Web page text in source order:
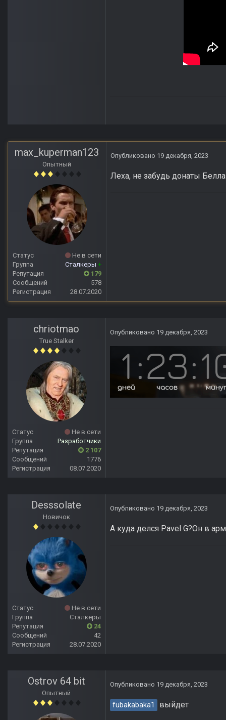
max_kuperman123
Опытный
Статус
Не в сети
Группа
Сталкеры +
Репутация
179
Сообщений
578
Регистрация
28.07.2020
Опубликовано 19 декабря, 2023
Леха, не забудь донаты Белла
chriotmao
True Stalker
Статус
Не в сети
Группа
Разработчики
Репутация
2 107
Сообщений
1776
Регистрация
08.07.2020
Опубликовано 19 декабря, 2023
Desssolate
Новичок
Статус
Не в сети
Группа
Сталкеры
Репутация
24
Сообщений
42
Регистрация
28.07.2020
Опубликовано 19 декабря, 2023
А куда делся Pavel G?Он в
Ostrov 64 bit
Опытный
Опубликовано 19 декабря, 2023
fubakabaka1 выйдет